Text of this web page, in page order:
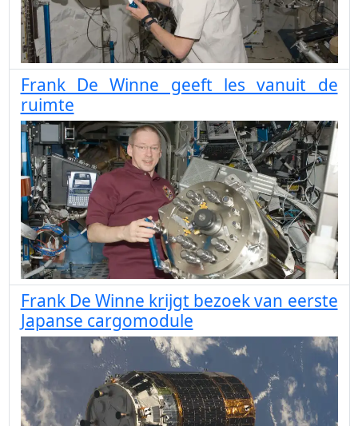
Frank De Winne geeft les vanuit de
ruimte
Frank De Winne krijgt bezoek van eerste
Japanse cargomodule